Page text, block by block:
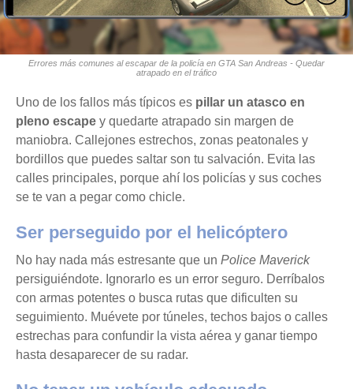
Errores más comunes al escapar de la policía en GTA San Andreas - Quedar
atrapado en el tráfico
Uno de los fallos más típicos es pillar un atasco en
pleno escape y quedarte atrapado sin margen de
maniobra. Callejones estrechos, zonas peatonales y
bordillos que puedes saltar son tu salvación. Evita las
calles principales, porque ahí los policías y sus coches
se te van a pegar como chicle.
Ser perseguido por el helicóptero
No hay nada más estresante que un Police Maverick
persiguiéndote. Ignorarlo es un error seguro. Derríbalos
con armas potentes o busca rutas que dificulten su
seguimiento. Muévete por túneles, techos bajos o calles
estrechas para confundir la vista aérea y ganar tiempo
hasta desaparecer de su radar.